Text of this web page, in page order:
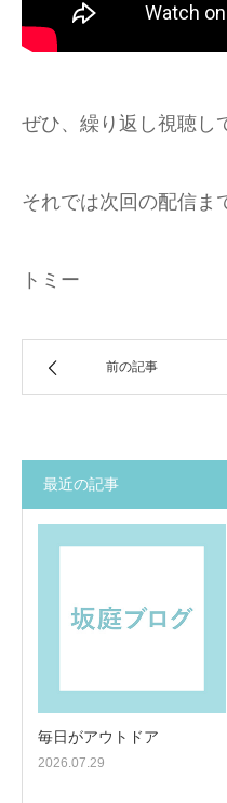
ぜひ、繰り返し視聴し
それでは次回の配信ま
トミー
前の記事
最近の記事
毎日がアウトドア
2026.07.29